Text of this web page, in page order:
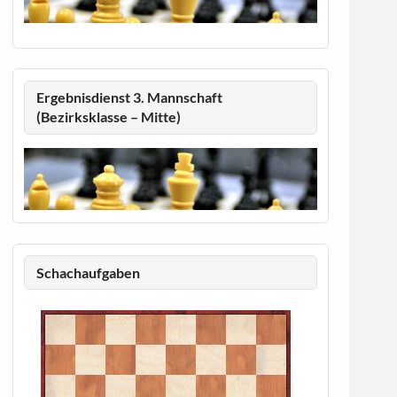
Ergebnisdienst 3. Mannschaft
(Bezirksklasse – Mitte)
Schachaufgaben